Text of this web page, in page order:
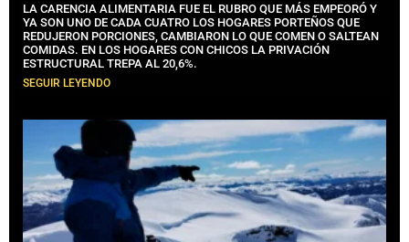
LA CARENCIA ALIMENTARIA FUE EL RUBRO QUE MÁS EMPEORÓ Y
YA SON UNO DE CADA CUATRO LOS HOGARES PORTEÑOS QUE
REDUJERON PORCIONES, CAMBIARON LO QUE COMEN O SALTEAN
COMIDAS. EN LOS HOGARES CON CHICOS LA PRIVACIÓN
ESTRUCTURAL TREPA AL 20,6%.
SEGUIR LEYENDO